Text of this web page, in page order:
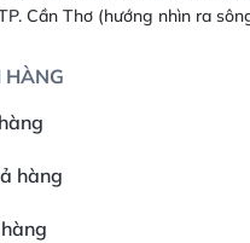
Cần Thơ (hướng nhìn ra
HÀNG
hàng